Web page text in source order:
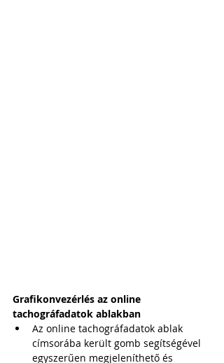
Grafikonvezérlés az online
tachográfadatok ablakban
Az online tachográfadatok ablak
címsorába került gomb segítségével
egyszerűen megjeleníthető és